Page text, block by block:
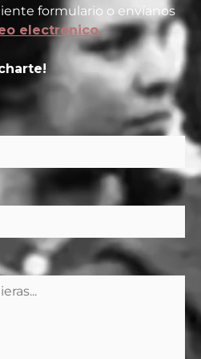
formulario o envíanos
electrónico.